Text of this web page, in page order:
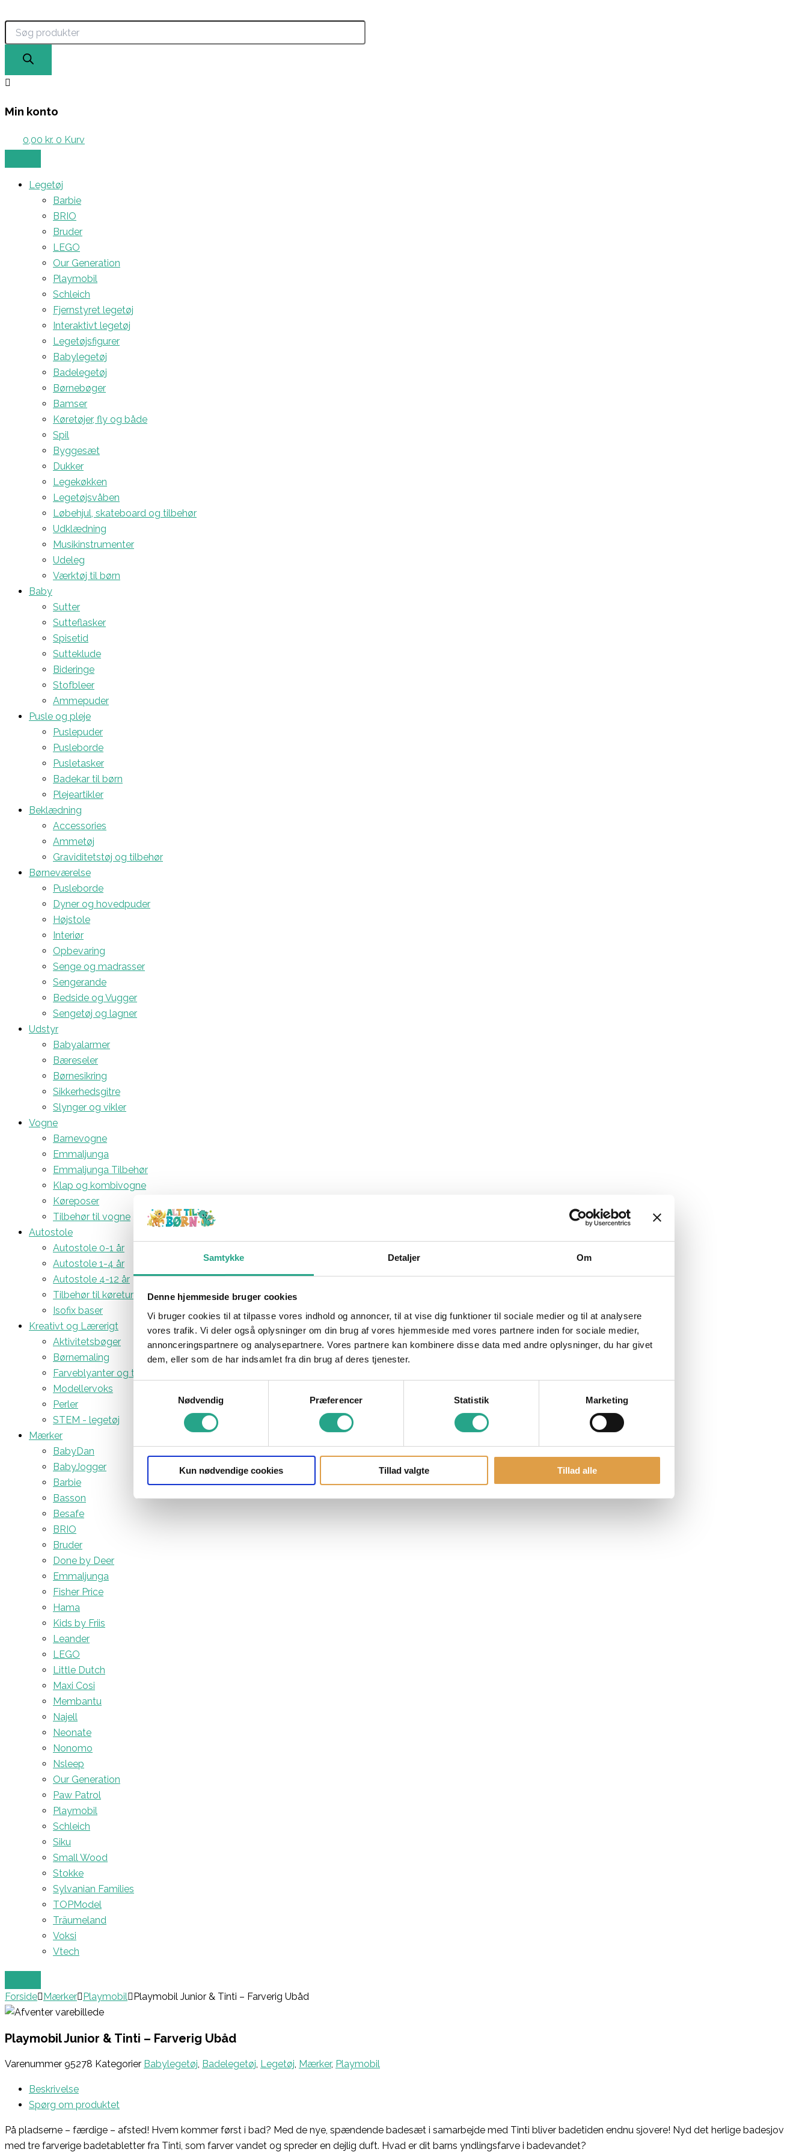
Samtykke Detaljer Om
Denne hjemmeside bruger cookies
Vi bruger cookies til at tilpasse vores indhold og annoncer, til at vise dig funktioner til sociale medier og til at analysere
vores trafik. Vi deler også oplysninger om din brug af vores hjemmeside med vores partnere inden for sociale medier,
annonceringspartnere og analysepartnere. Vores partnere kan kombinere disse data med andre oplysninger, du har givet
dem, eller som de har indsamlet fra din brug af deres tjenester.
Nødvendig
Præferencer Statistik Marketing
Kun nødvendige cookies Tillad valgte Tillad alle
til
indholdet
Min konto
0,00 kr. 0 Kurv
Legetøj
Barbie
BRIO
Bruder
LEGO
Our Generation
Playmobil
Schleich
Fjernstyret legetøj
Interaktivt legetøj
Legetøjsfigurer
Babylegetøj
Badelegetøj
Børnebøger
Bamser
Køretøjer, fly og både
Spil
Byggesæt
Dukker
Legekøkken
Legetøjsvåben
Løbehjul, skateboard og tilbehør
Udklædning
Musikinstrumenter
Udeleg
Værktøj til børn
Baby
Sutter
Sutteflasker
Spisetid
Sutteklude
Bideringe
Stofbleer
Ammepuder
Pusle og pleje
Puslepuder
Pusleborde
Pusletasker
Badekar til børn
Plejeartikler
Beklædning
Accessories
Ammetøj
Graviditetstøj og tilbehør
Børneværelse
Pusleborde
Dyner og hovedpuder
Højstole
Interiør
Opbevaring
Senge og madrasser
Sengerande
Bedside og Vugger
Sengetøj og lagner
Udstyr
Babyalarmer
Bæreseler
Børnesikring
Sikkerhedsgitre
Slynger og vikler
Vogne
Barnevogne
Emmaljunga
Emmaljunga Tilbehør
Klap og kombivogne
Køreposer
Tilbehør til vogne
Autostole
Autostole 0-1 år
Autostole 1-4 år
Autostole 4-12 år
Tilbehør til køreturen
Isofix baser
Kreativt og Lærerigt
Aktivitetsbøger
Børnemaling
Farveblyanter og tuscher
Modellervoks
Perler
STEM - legetøj
Mærker
BabyDan
BabyJogger
Barbie
Basson
Besafe
BRIO
Bruder
Done by Deer
Emmaljunga
Fisher Price
Hama
Kids by Friis
Leander
LEGO
Little Dutch
Maxi Cosi
Membantu
Najell
Neonate
Nonomo
Nsleep
Our Generation
Paw Patrol
Playmobil
Schleich
Siku
Small Wood
Stokke
Sylvanian Families
TOPModel
Träumeland
Voksi
Vtech
Forside Mærker Playmobil Playmobil Junior & Tinti – Farverig Ubåd
Playmobil Junior & Tinti – Farverig Ubåd
Varenummer 95278 Kategorier Babylegetøj, Badelegetøj, Legetøj, Mærker, Playmobil
Beskrivelse
Spørg om produktet
På pladserne – færdige – afsted! Hvem kommer først i bad? Med de nye, spændende badesæt i samarbejde med Tinti bliver badetiden endnu sjovere! Nyd det herlige badesjov
med tre farverige badetabletter fra Tinti, som farver vandet og spreder en dejlig duft. Hvad er dit barns yndlingsfarve i badevandet?